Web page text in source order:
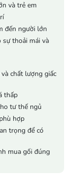
và trẻ em
đến người lớn
sự thoải mái và
chất lượng giấc
thấp
tư thế ngủ
hợp
trọng để có
mua gối đúng